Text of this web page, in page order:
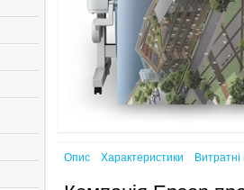
Опис Характеристики